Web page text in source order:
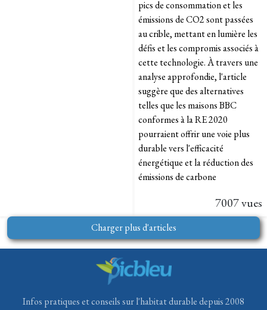
pics de consommation et les
émissions de CO2 sont passées
au crible, mettant en lumière les
défis et les compromis associés à
cette technologie. À travers une
analyse approfondie, l'article
suggère que des alternatives
telles que les maisons BBC
conformes à la RE 2020
pourraient offrir une voie plus
durable vers l'efficacité
énergétique et la réduction des
émissions de carbone
7007 vues
Charger plus d'articles
Infos pratiques et conseils sur l'habitat durable depuis 2008